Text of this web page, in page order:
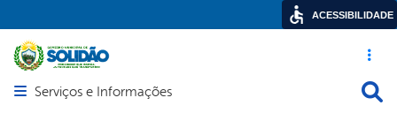
Acesso
Abrir menu principal de navegação
Serviços e Informações
ACESSIBILIDADE